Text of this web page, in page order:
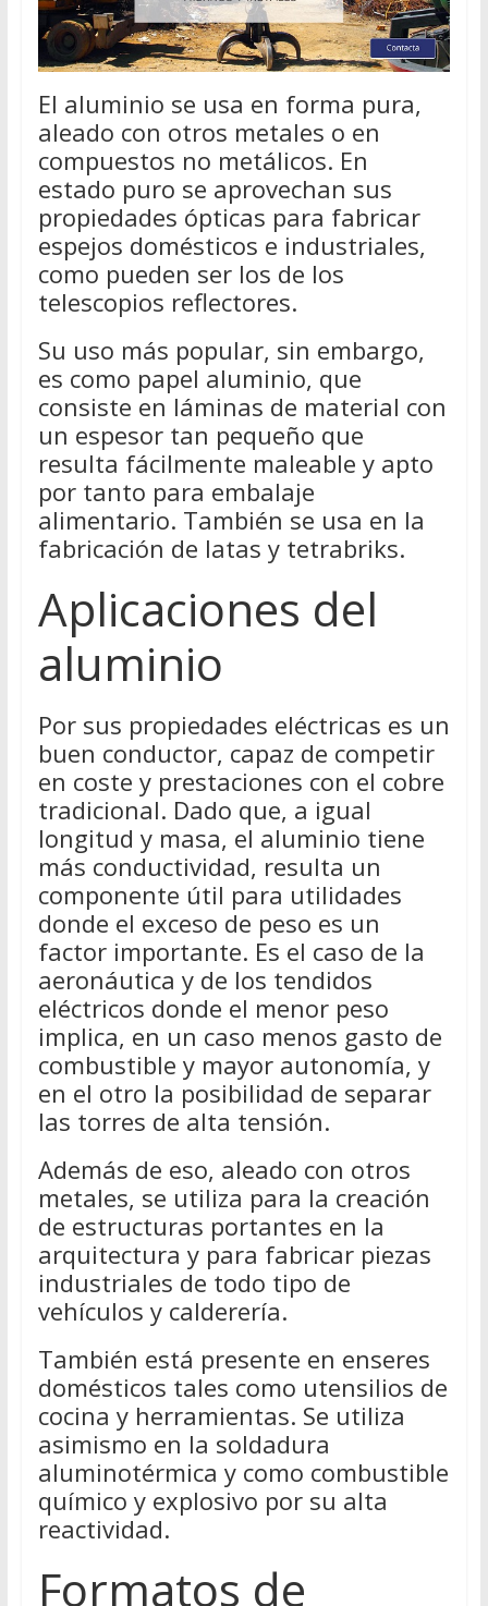
El aluminio se usa en forma pura,
aleado con otros metales o en
compuestos no metálicos. En
estado puro se aprovechan sus
propiedades ópticas para fabricar
espejos domésticos e industriales,
como pueden ser los de los
telescopios reflectores.
Su uso más popular, sin embargo,
es como papel aluminio, que
consiste en láminas de material con
un espesor tan pequeño que
resulta fácilmente maleable y apto
por tanto para embalaje
alimentario. También se usa en la
fabricación de latas y tetrabriks.
Aplicaciones del
aluminio
Por sus propiedades eléctricas es un
buen conductor, capaz de competir
en coste y prestaciones con el cobre
tradicional. Dado que, a igual
longitud y masa, el aluminio tiene
más conductividad, resulta un
componente útil para utilidades
donde el exceso de peso es un
factor importante. Es el caso de la
aeronáutica y de los tendidos
eléctricos donde el menor peso
implica, en un caso menos gasto de
combustible y mayor autonomía, y
en el otro la posibilidad de separar
las torres de alta tensión.
Además de eso, aleado con otros
metales, se utiliza para la creación
de estructuras portantes en la
arquitectura y para fabricar piezas
industriales de todo tipo de
vehículos y calderería.
También está presente en enseres
domésticos tales como utensilios de
cocina y herramientas. Se utiliza
asimismo en la soldadura
aluminotérmica y como combustible
químico y explosivo por su alta
reactividad.
Formatos de